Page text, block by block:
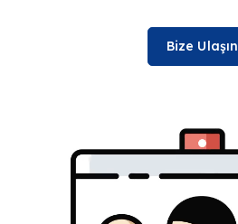
Bize Ulaşın